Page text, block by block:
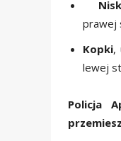
prawej
Kopki,
lewej
Policja